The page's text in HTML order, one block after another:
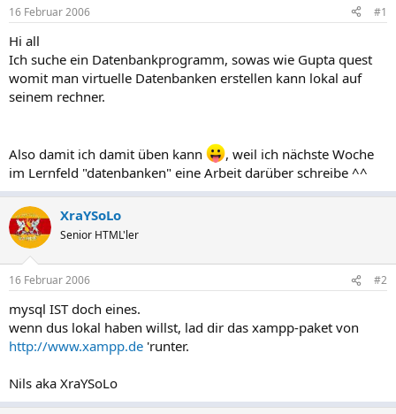
16 Februar 2006 #1
Hi all
Ich suche ein Datenbankprogramm, sowas wie Gupta quest
womit man virtuelle Datenbanken erstellen kann lokal auf
seinem rechner.
Also damit ich damit üben kann
, weil ich nächste Woche
im Lernfeld "datenbanken" eine Arbeit darüber schreibe ^^
XraYSoLo
Senior HTML'ler
16 Februar 2006 #2
mysql IST doch eines.
wenn dus lokal haben willst, lad dir das xampp-paket von
http://www.xampp.de 'runter.
Nils aka XraYSoLo